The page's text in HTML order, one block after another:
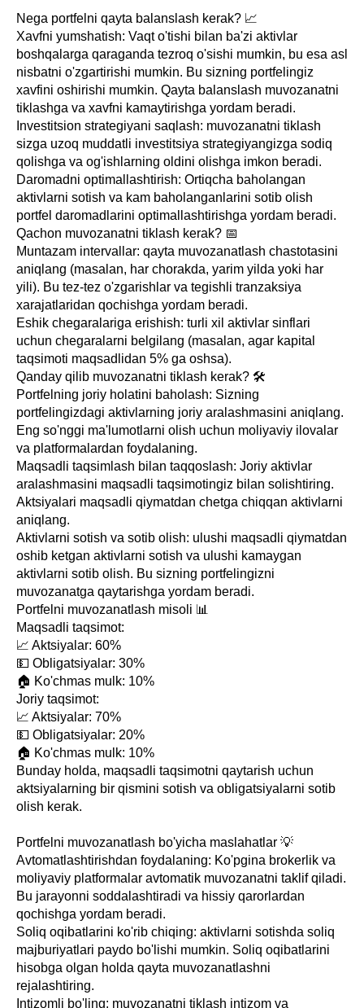
Nega portfelni qayta balanslash kerak? 📈
Xavfni yumshatish: Vaqt o'tishi bilan ba'zi aktivlar
boshqalarga qaraganda tezroq o'sishi mumkin, bu esa asl
nisbatni o'zgartirishi mumkin. Bu sizning portfelingiz
xavfini oshirishi mumkin. Qayta balanslash muvozanatni
tiklashga va xavfni kamaytirishga yordam beradi.
Investitsion strategiyani saqlash: muvozanatni tiklash
sizga uzoq muddatli investitsiya strategiyangizga sodiq
qolishga va og'ishlarning oldini olishga imkon beradi.
Daromadni optimallashtirish: Ortiqcha baholangan
aktivlarni sotish va kam baholanganlarini sotib olish
portfel daromadlarini optimallashtirishga yordam beradi.
Qachon muvozanatni tiklash kerak? 📅
Muntazam intervallar: qayta muvozanatlash chastotasini
aniqlang (masalan, har chorakda, yarim yilda yoki har
yili). Bu tez-tez o'zgarishlar va tegishli tranzaksiya
xarajatlaridan qochishga yordam beradi.
Eshik chegaralariga erishish: turli xil aktivlar sinflari
uchun chegaralarni belgilang (masalan, agar kapital
taqsimoti maqsadlidan 5% ga oshsa).
Qanday qilib muvozanatni tiklash kerak? 🛠️
Portfelning joriy holatini baholash: Sizning
portfelingizdagi aktivlarning joriy aralashmasini aniqlang.
Eng so'nggi ma'lumotlarni olish uchun moliyaviy ilovalar
va platformalardan foydalaning.
Maqsadli taqsimlash bilan taqqoslash: Joriy aktivlar
aralashmasini maqsadli taqsimotingiz bilan solishtiring.
Aktsiyalari maqsadli qiymatdan chetga chiqqan aktivlarni
aniqlang.
Aktivlarni sotish va sotib olish: ulushi maqsadli qiymatdan
oshib ketgan aktivlarni sotish va ulushi kamaygan
aktivlarni sotib olish. Bu sizning portfelingizni
muvozanatga qaytarishga yordam beradi.
Portfelni muvozanatlash misoli 📊
Maqsadli taqsimot:
📈 Aktsiyalar: 60%
💵 Obligatsiyalar: 30%
🏠 Ko'chmas mulk: 10%
Joriy taqsimot:
📈 Aktsiyalar: 70%
💵 Obligatsiyalar: 20%
🏠 Ko'chmas mulk: 10%
Bunday holda, maqsadli taqsimotni qaytarish uchun
aktsiyalarning bir qismini sotish va obligatsiyalarni sotib
olish kerak.
Portfelni muvozanatlash bo'yicha maslahatlar 💡
Avtomatlashtirishdan foydalaning: Ko'pgina brokerlik va
moliyaviy platformalar avtomatik muvozanatni taklif qiladi.
Bu jarayonni soddalashtiradi va hissiy qarorlardan
qochishga yordam beradi.
Soliq oqibatlarini ko'rib chiqing: aktivlarni sotishda soliq
majburiyatlari paydo bo'lishi mumkin. Soliq oqibatlarini
hisobga olgan holda qayta muvozanatlashni
rejalashtiring.
Intizomli bo'ling: muvozanatni tiklash intizom va